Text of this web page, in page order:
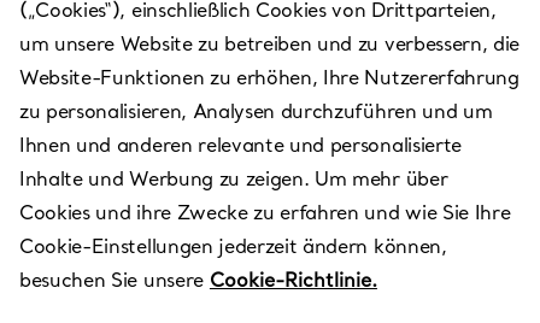
Heute bis 20:00 geöffnet
Verfügbare Leistungen
Samal-2, 67,, Almaty, KZ 050059
(„Cookies“), einschließlich Cookies von Drittparteien,
um unsere Website zu betreiben und zu verbessern, die
Website-Funktionen zu erhöhen, Ihre Nutzererfahrung
zu personalisieren, Analysen durchzuführen und um
Ihnen und anderen relevante und personalisierte
Inhalte und Werbung zu zeigen. Um mehr über
Cookies und ihre Zwecke zu erfahren und wie Sie Ihre
Cookie-Einstellungen jederzeit ändern können,
besuchen Sie unsere Cookie-Richtlinie.